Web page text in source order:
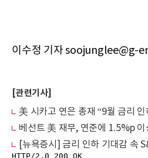
이수정 기자 soojunglee@g-
[관련기사]